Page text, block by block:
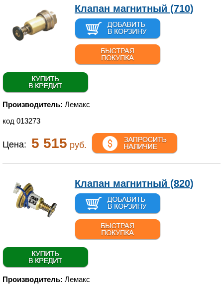
Клапан магнитный (710)
Производитель: Лемакс
код 013273
Цена: 5 515 руб.
Клапан магнитный (820)
Производитель: Лемакс